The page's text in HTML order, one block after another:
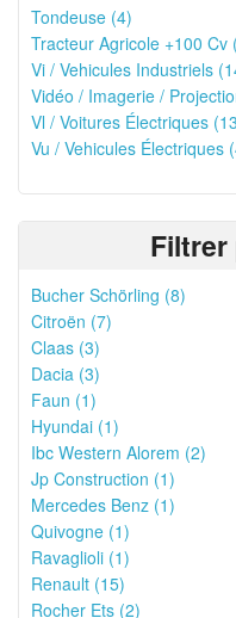
Tondeuse (4)
Tracteur Agricole +100 Cv
Vi / Vehicules Industriels
Vidéo / Imagerie /
Vl / Voitures Électriques
Vu / Vehicules Électriques
Filtrer
Bucher Schörling (8)
Citroën (7)
Claas (3)
Dacia (3)
Faun (1)
Hyundai (1)
Ibc Western Alorem (2)
Jp Construction (1)
Mercedes Benz (1)
Quivogne (1)
Ravaglioli (1)
Renault (15)
Rocher Ets (2)